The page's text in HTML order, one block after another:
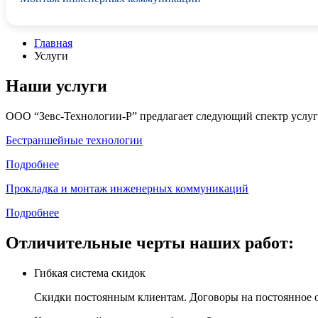
Главная
Услуги
Наши услуги
ООО “Зевс-Технологии-Р” предлагает следующий спектр
Бестраншейные технологии
Подробнее
Прокладка и монтаж инженерных коммуникаций
Подробнее
Отличительные черты наших работ:
Гибкая система скидок
Скидки постоянным клиентам. Договоры на постоянное